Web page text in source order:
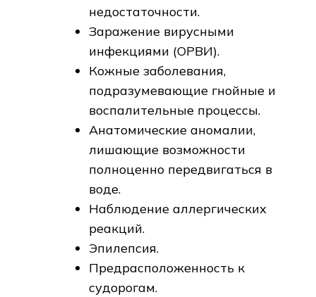
недостаточности.
Заражение вирусными
инфекциями (ОРВИ).
Кожные заболевания,
подразумевающие гнойные и
воспалительные процессы.
Анатомические аномалии,
лишающие возможности
полноценно передвигаться в
воде.
Наблюдение аллергических
реакций.
Эпилепсия.
Предрасположенность к
судорогам.